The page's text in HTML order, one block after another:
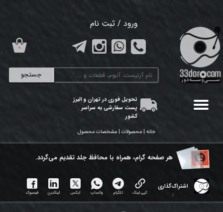
جستجو
ورود / ثبت نام
تغییر گذر واژه
سفارشات
تحویل فوری در تهران و البرز
پست سفارشی به سراسر
کشور
۰
خانه | محصولات | مشخصات محصول
هر ​صفحه گرام، همراه با محافظ جلد تقدیم می‌گردد.
اشتراک‌گذاری
:
کپی لینک تلگرام واتساپ ایکس لینکدین فیسبوک